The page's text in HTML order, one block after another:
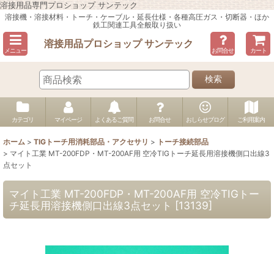
溶接用品専門プロショップ サンテック
溶接機・溶接材料・トーチ・ケーブル・延長仕様・各種高圧ガス・切断器・ほか
鉄工関連工具全般取り扱い
メニュー
溶接用品プロショップ サンテック
お問合せ カート
検索
カテゴリ マイページ よくあるご質問 お問合せ おしらせブログ ご利用案内
ホーム > TIGトーチ用消耗部品・アクセサリ > トーチ接続部品
> マイト工業 MT-200FDP・MT-200AF用 空冷TIGトーチ延長用溶接機側口出線3
点セット
マイト工業 MT-200FDP・MT-200AF用 空冷TIGトー
チ延長用溶接機側口出線3点セット [13139]